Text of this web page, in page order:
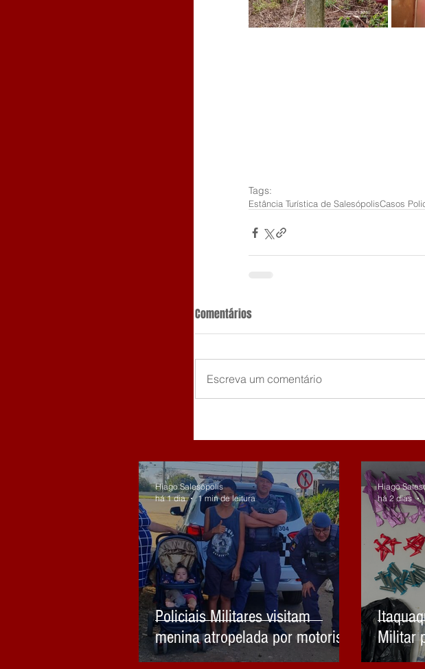
Tags:
Estância Turística de SalesópolisCasos
Comentários
Escreva um comentário
Policiais Militares visitam
menina atropelada por motorista
embriagado em Biritiba Mirim e
Hiago Salesópolis
há 1 dia
1 min de leitura
Militar
de
Hiago
há 2 dias